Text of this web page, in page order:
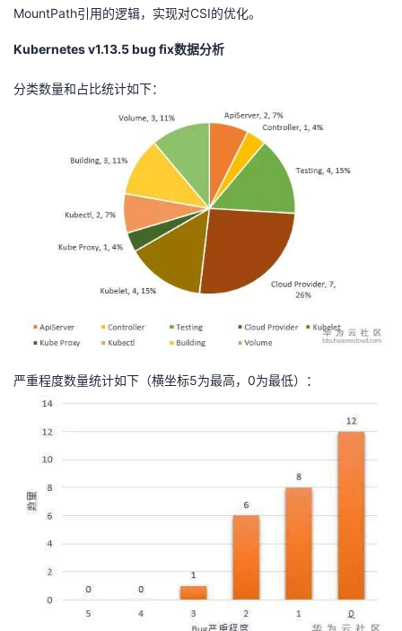
MountPath引用的逻辑，实现对CSI的优化。
Kubernetes v1.13.5 bug fix数据分析
分类数量和占比统计如下：
严重程度数量统计如下（横坐标5为最高，0为最低）：